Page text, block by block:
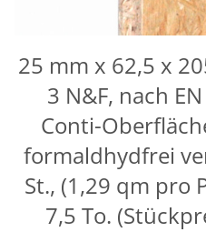
25 mm x 62,5 x
3 N&F, nach
Conti-
formaldhydfrei
St., (1,29 qm pro
7,5 To.